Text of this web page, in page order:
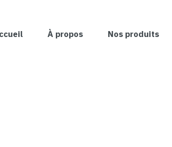
À propos Nos produits